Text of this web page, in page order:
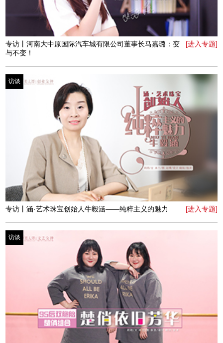
真诚的保护色
[进入专题]
专访丨青年创新者李孜敏——无畏造英雄
访谈
[进入专题]
专访丨禾合设计装饰事务所创始人刘纪云：用匠心构筑温